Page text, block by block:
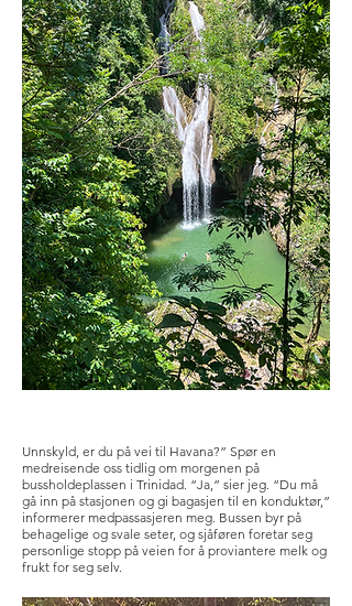
Unnskyld, er du på vei til Havana?” Spør en
medreisende oss tidlig om morgenen på
bussholdeplassen i Trinidad. “Ja,” sier jeg. “Du må
gå inn på stasjonen og gi bagasjen til en konduktør,”
informerer medpassasjeren meg. Bussen byr på
behagelige og svale seter, og sjåføren foretar seg
personlige stopp på veien for å proviantere melk og
frukt for seg selv.